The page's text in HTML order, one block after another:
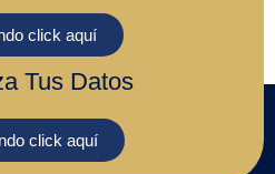
click aquí
Tus Datos
click aquí